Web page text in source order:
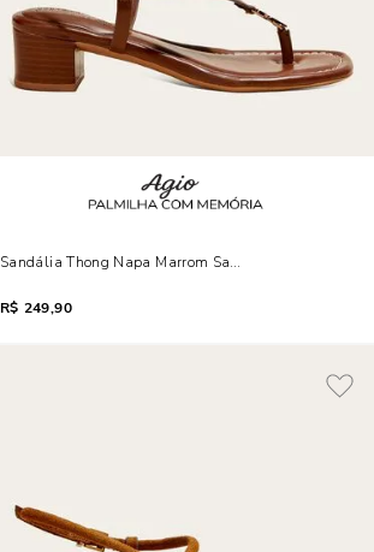
Sandália Thong Napa Marrom Salto Bloco
R$ 249,90